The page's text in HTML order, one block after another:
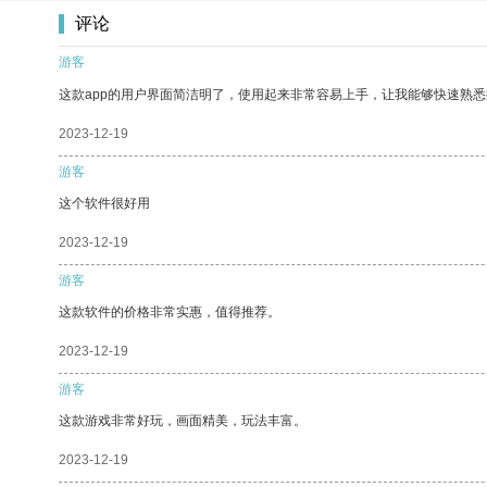
评论
游客
这款app的用户界面简洁明了，使用起来非常容易上手，让我能够快速熟
2023-12-19
游客
这个软件很好用
2023-12-19
游客
这款软件的价格非常实惠，值得推荐。
2023-12-19
游客
这款游戏非常好玩，画面精美，玩法丰富。
2023-12-19